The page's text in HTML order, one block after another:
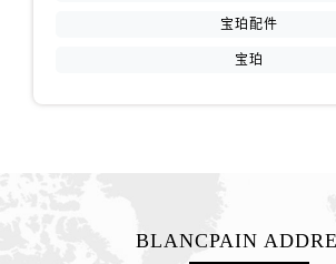
宝珀配件
宝珀
BLANCPAIN